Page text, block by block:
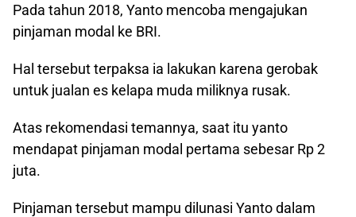
Pada tahun 2018, Yanto mencoba mengajukan
pinjaman modal ke BRI.
Hal tersebut terpaksa ia lakukan karena gerobak
untuk jualan es kelapa muda miliknya rusak.
Atas rekomendasi temannya, saat itu yanto
mendapat pinjaman modal pertama sebesar Rp 2
juta.
Pinjaman tersebut mampu dilunasi Yanto dalam